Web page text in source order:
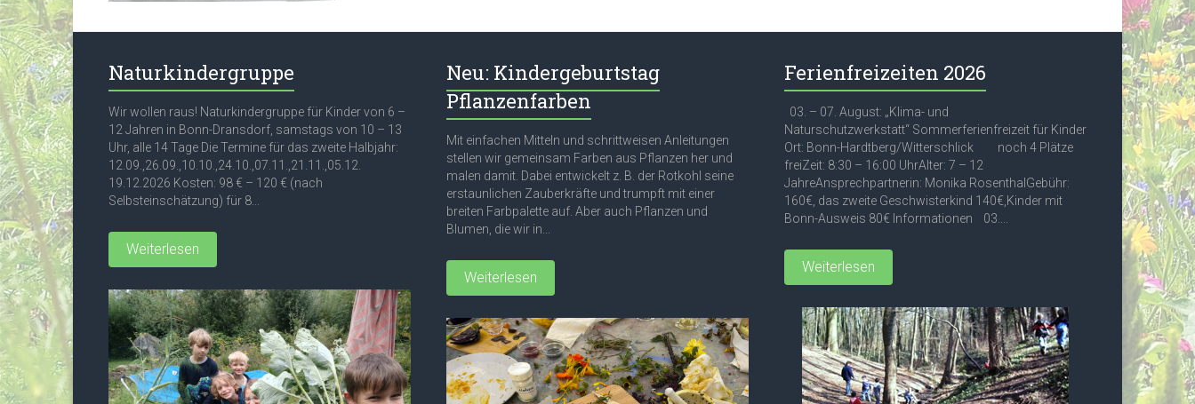
Naturkindergruppe
Wir wollen raus! Naturkindergruppe für Kinder von 6 –
12 Jahren in Bonn-Dransdorf, samstags von 10 – 13
Uhr, alle 14 Tage Die Termine für das zweite Halbjahr:
12.09.,26.09.,10.10.,24.10.,07.11.,21.11.,05.12.
19.12.2026 Kosten: 98 € – 120 € (nach
Selbsteinschätzung) für 8...
Weiterlesen
Neu: Kindergeburtstag
Pflanzenfarben
Mit einfachen Mitteln und schrittweisen Anleitungen
stellen wir gemeinsam Farben aus Pflanzen her und
malen damit. Dabei entwickelt z. B. der Rotkohl seine
erstaunlichen Zauberkräfte und trumpft mit einer
breiten Farbpalette auf. Aber auch Pflanzen und
Blumen, die wir in...
Weiterlesen
Ferienfreizeiten 2026
03. – 07. August: „Klima- und
Naturschutzwerkstatt“ Sommerferienfreizeit für Kinder
Ort: Bonn-Hardtberg/Witterschlick noch 4 Plätze
freiZeit: 8:30 – 16:00 UhrAlter: 7 – 12
JahreAnsprechpartnerin: Monika RosenthalGebühr:
160€, das zweite Geschwisterkind 140€,Kinder mit
Bonn-Ausweis 80€ Informationen 03....
Weiterlesen